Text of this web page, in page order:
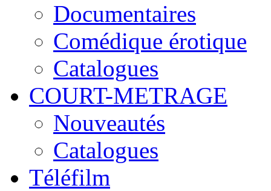
Documentaires
Comédique érotique
Catalogues
COURT-METRAGE
Nouveautés
Catalogues
Téléfilm